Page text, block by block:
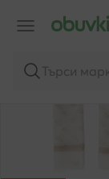
Търси